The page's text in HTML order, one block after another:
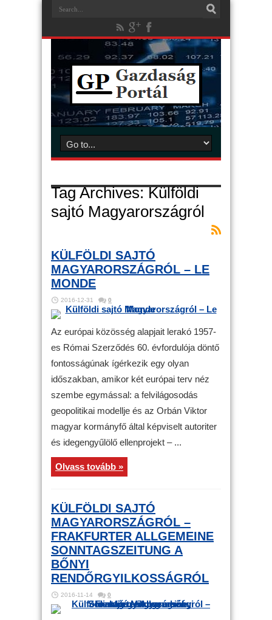
Tag Archives:Külföldi
sajtó Magyarországról
KÜLFÖLDI SAJTÓ
MAGYARORSZÁGRÓL – LE
MONDE
2016-12-31 0
Az európai közösség alapjait lerakó 1957-
es Római Szerződés 60. évfordulója döntő
fontosságúnak ígérkezik egy olyan
időszakban, amikor két európai terv néz
szembe egymással: a felvilágosodás
geopolitikai modellje és az Orbán Viktor
magyar kormányfő által képviselt autoriter
és idegengyűlölő ellenprojekt – ...
Olvass tovább »
KÜLFÖLDI SAJTÓ
MAGYARORSZÁGRÓL –
FRAKFURTER ALLGEMEINE
SONNTAGSZEITUNG A
BŐNYI
RENDŐRGYILKOSSÁGRÓL
2016-11-14 0